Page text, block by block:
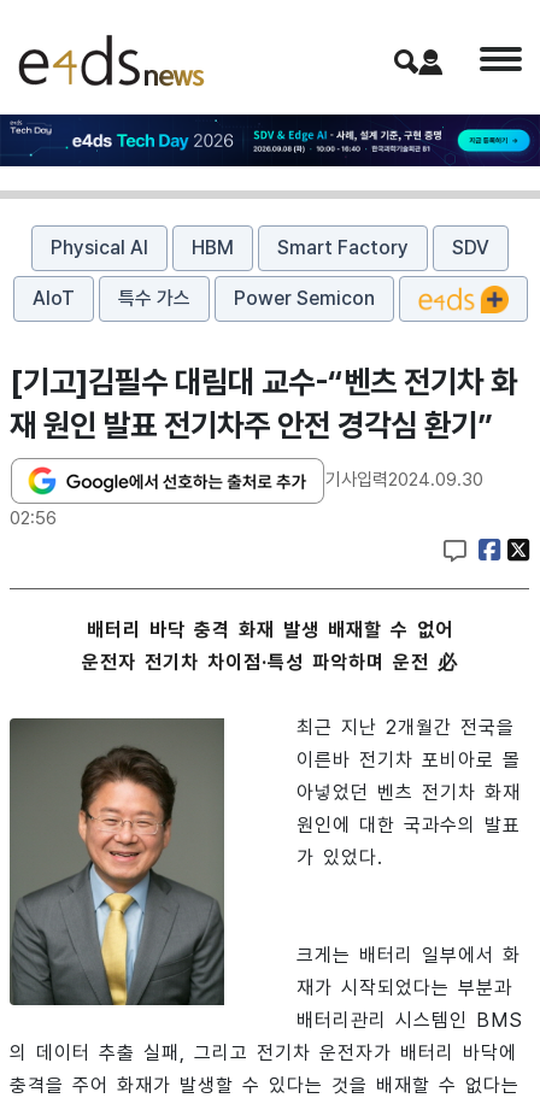
Physical AI HBM Smart Factory SDV
AIoT 특수 가스 Power Semicon
[기고]김필수 대림대 교수-“벤츠 전기차 화
재 원인 발표 전기차주 안전 경각심 환기”
기사입력2024.09.30
02:56
배터리 바닥 충격 화재 발생 배재할 수 없어
운전자 전기차 차이점·특성 파악하며 운전 必
최근 지난 2개월간 전국을
이른바 전기차 포비아로 몰
아넣었던 벤츠 전기차 화재
원인에 대한 국과수의 발표
가 있었다.
크게는 배터리 일부에서 화
재가 시작되었다는 부분과
배터리관리 시스템인 BMS
의 데이터 추출 실패, 그리고 전기차 운전자가 배터리 바닥에
충격을 주어 화재가 발생할 수 있다는 것을 배재할 수 없다는